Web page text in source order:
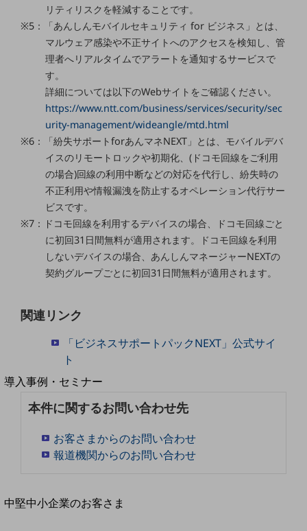
ドコモBiz データ無制限 ドコモ MAX ドコモ mini ドコモBiz かけ放題
ケータイプラン
5Gデータプラス
データプラス
IoT向け回線料金
home5Gプラン
モバイルサービス
端末の一元管理
セキュリティ
運用保守・故障紛失サポート
回線・ネットワーク
別ウィンドウで開きます
サービスをご利用中のお客さま
導入事例・セミナー
導入事例TOP
セミナー
開催・出展する各種セミナー、イベント情報をご紹介します
中堅中小企業のお客さま
リティリスクを軽減することです。
※5：「あんしんモバイルセキュリティ for ビジネス」とは、
マルウェア感染や不正サイトへのアクセスを検知し、管
理者へリアルタイムでアラートを通知するサービスで
す。
詳細については以下のWebサイトをご確認ください。
https://www.ntt.com/business/services/security/sec
urity-management/wideangle/mtd.html
※6：「紛失サポートforあんマネNEXT」とは、モバイルデバ
イスのリモートロックや初期化、(ドコモ回線をご利用
の場合)回線の利用中断などの対応を代行し、紛失時の
不正利用や情報漏洩を防止するオペレーション代行サー
ビスです。
※7：ドコモ回線を利用するデバイスの場合、ドコモ回線ごと
に初回31日間無料が適用されます。ドコモ回線を利用
しないデバイスの場合、あんしんマネージャーNEXTの
契約グループごとに初回31日間無料が適用されます。
関連リンク
「ビジネスサポートパックNEXT」公式サイ
ト
本件に関するお問い合わせ先
お客さまからのお問い合わせ
報道機関からのお問い合わせ